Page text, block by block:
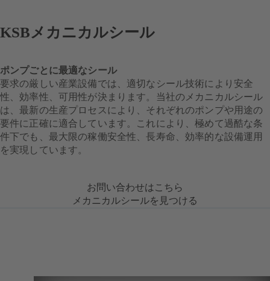
KSBメカニカルシール
ポンプごとに最適なシール
要求の厳しい産業設備では、適切なシール技術により安全
性、効率性、可用性が決まります。当社のメカニカルシール
は、最新の生産プロセスにより、それぞれのポンプや用途の
要件に正確に適合しています。これにより、極めて過酷な条
件下でも、最大限の稼働安全性、長寿命、効率的な設備運用
を実現しています。
お問い合わせはこちら
メカニカルシールを見つける